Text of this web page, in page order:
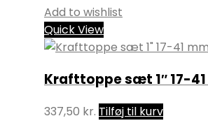
Add to wishlist
Quick View
Krafttoppe sæt 1″ 17-
337,50 kr. Tilføj til kurv